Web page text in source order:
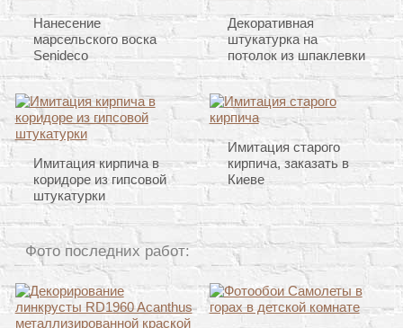
Нанесение
марсельского воска
Senideco
Декоративная
штукатурка на
потолок из шпаклевки
Имитация кирпича в
коридоре из гипсовой
штукатурки
Имитация старого
кирпича, заказать в
Киеве
Фото последних работ: